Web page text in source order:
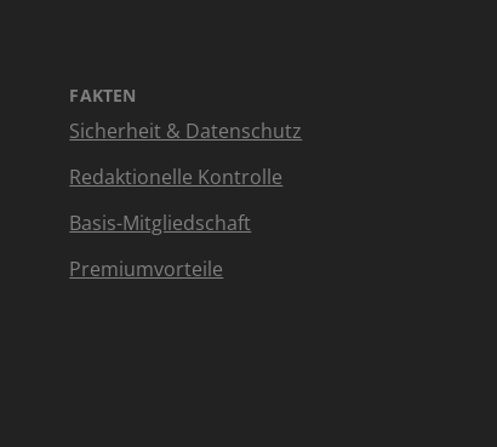
FAKTEN
Sicherheit & Datenschutz
Redaktionelle Kontrolle
Basis-Mitgliedschaft
Premiumvorteile